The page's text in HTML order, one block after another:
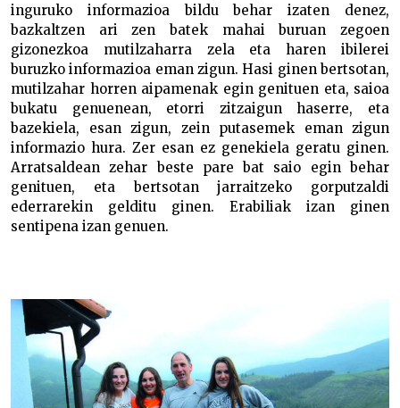
inguruko informazioa bildu behar izaten denez,
bazkaltzen ari zen batek mahai buruan zegoen
gizonezkoa mutilzaharra zela eta haren ibilerei
buruzko informazioa eman zigun. Hasi ginen bertsotan,
mutilzahar horren aipamenak egin genituen eta, saioa
bukatu genuenean, etorri zitzaigun haserre, eta
bazekiela, esan zigun, zein putasemek eman zigun
informazio hura. Zer esan ez genekiela geratu ginen.
Arratsaldean zehar beste pare bat saio egin behar
genituen, eta bertsotan jarraitzeko gorputzaldi
ederrarekin gelditu ginen. Erabiliak izan ginen
sentipena izan genuen.